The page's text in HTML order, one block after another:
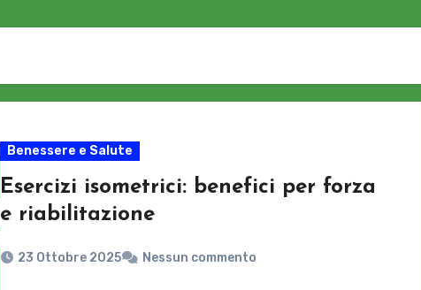
Benessere e Salute
Esercizi isometrici: benefici per forza
e riabilitazione
23 Ottobre 2025 Nessun commento